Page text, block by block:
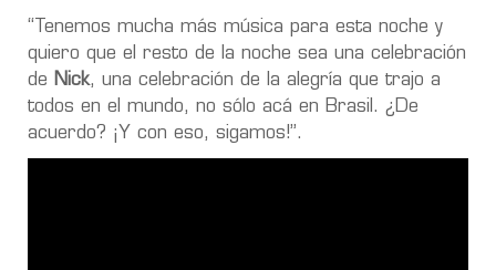
“Tenemos mucha más música para esta noche y
quiero que el resto de la noche sea una celebración
de
Nick, una celebración de la alegría que trajo a
todos en el mundo, no sólo acá en Brasil. ¿De
acuerdo? ¡Y con eso, sigamos!”.